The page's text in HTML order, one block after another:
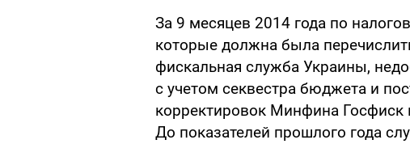
За 9 месяцев 2014 года по
которые должна была
фискальная служба Украины,
с учетом секвестра бюджета и
корректировок Минфина
До показателей прошлого года